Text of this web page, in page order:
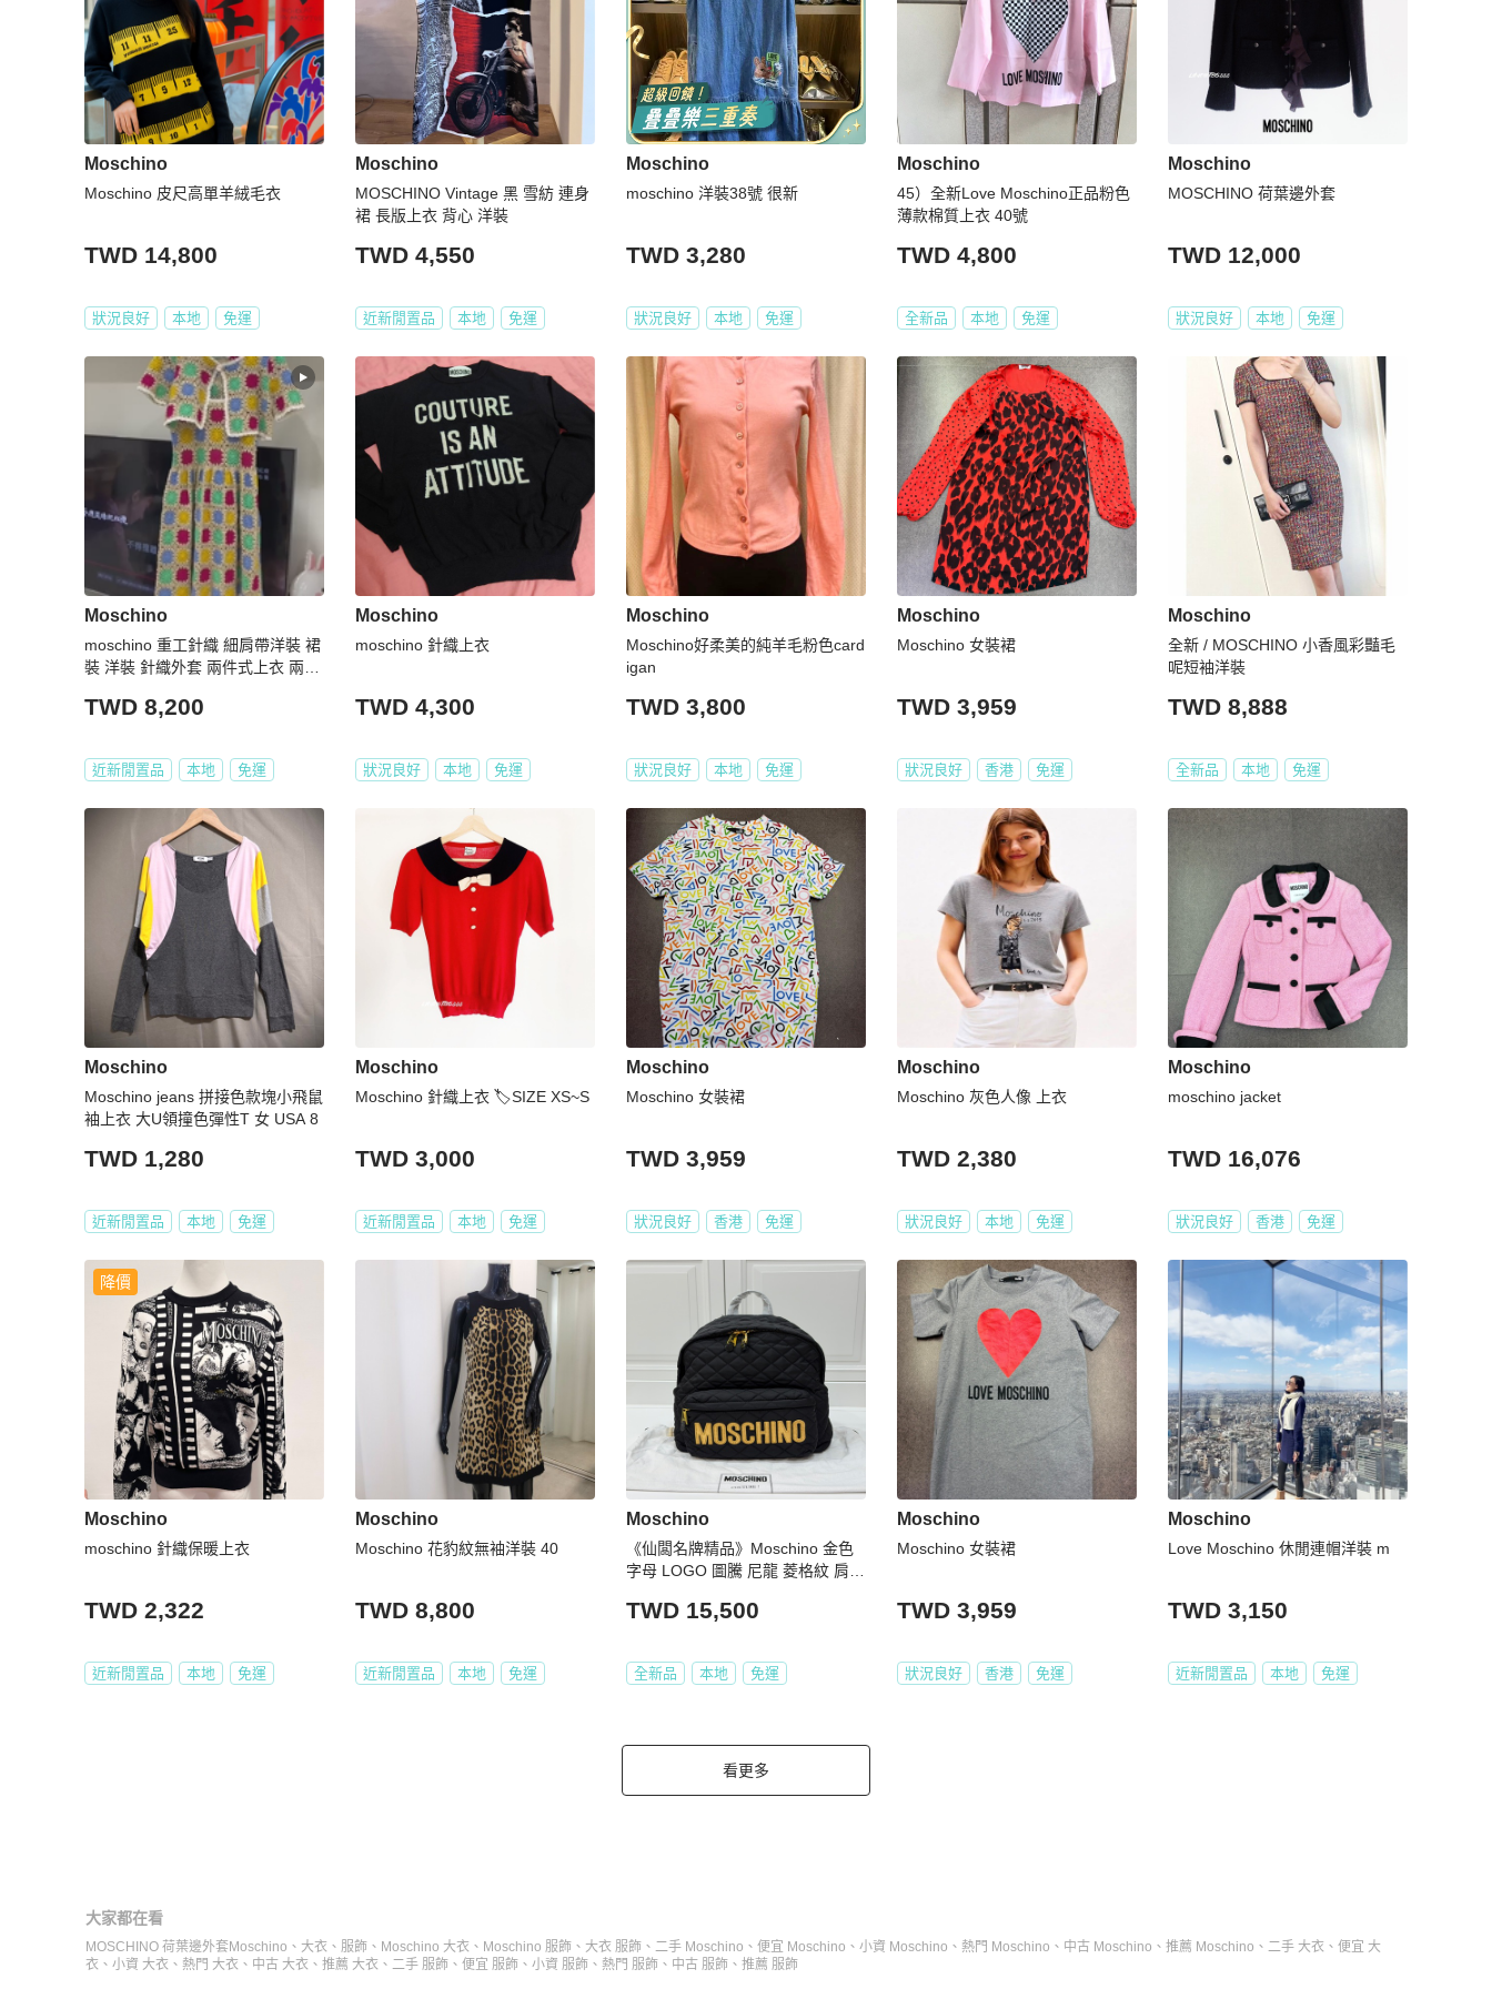
Moschino
Moschino 皮尺高單羊絨毛衣
TWD 14,800
狀況良好 本地 免運
Moschino
MOSCHINO Vintage 黑 雪紡 連身
裙 長版上衣 背心 洋裝
TWD 4,550
近新閒置品 本地 免運
Moschino
moschino 洋裝38號 很新
TWD 3,280
狀況良好 本地 免運
Moschino
45）全新Love Moschino正品粉色
薄款棉質上衣 40號
TWD 4,800
全新品 本地 免運
Moschino
MOSCHINO 荷葉邊外套
TWD 12,000
狀況良好 本地 免運
Moschino
moschino 重工針織 細肩帶洋裝 裙
裝 洋裝 針織外套 兩件式上衣 兩件
TWD 8,200
近新閒置品 本地 免運
Moschino
moschino 針織上衣
TWD 4,300
狀況良好 本地 免運
Moschino
Moschino好柔美的純羊毛粉色card
igan
TWD 3,800
狀況良好 本地 免運
Moschino
Moschino 女裝裙
TWD 3,959
狀況良好 香港 免運
Moschino
全新 / MOSCHINO 小香風彩豔毛
呢短袖洋裝
TWD 8,888
全新品 本地 免運
Moschino
Moschino jeans 拼接色款塊小飛鼠
袖上衣 大U領撞色彈性T 女 USA 8
TWD 1,280
近新閒置品 本地 免運
Moschino
Moschino 針織上衣 🏷️SIZE XS~S
TWD 3,000
近新閒置品 本地 免運
Moschino
Moschino 女裝裙
TWD 3,959
狀況良好 香港 免運
Moschino
Moschino 灰色人像 上衣
TWD 2,380
狀況良好 本地 免運
Moschino
moschino jacket
TWD 16,076
狀況良好 香港 免運
降價
Moschino
moschino 針織保暖上衣
TWD 2,322
近新閒置品 本地 免運
Moschino
Moschino 花豹紋無袖洋裝 40
TWD 8,800
近新閒置品 本地 免運
Moschino
《仙闆名牌精品》Moschino 金色
字母 LOGO 圖騰 尼龍 菱格紋 肩背
TWD 15,500
全新品 本地 免運
Moschino
Moschino 女裝裙
TWD 3,959
狀況良好 香港 免運
Moschino
Love Moschino 休閒連帽洋裝 m
TWD 3,150
近新閒置品 本地 免運
看更多
大家都在看
MOSCHINO 荷葉邊外套Moschino 、 大衣 、 服飾 、 Moschino 大衣 、 Moschino 服飾 、 大衣 服飾 、 二手 Moschino 、 便宜 Moschino 、 小資 Moschino 、 熱門 Moschino 、 中古 Moschino 、 推薦 Moschino 、 二手 大衣 、 便宜 大
衣 、 小資 大衣 、 熱門 大衣 、 中古 大衣 、 推薦 大衣 、 二手 服飾 、 便宜 服飾 、 小資 服飾 、 熱門 服飾 、 中古 服飾 、 推薦 服飾